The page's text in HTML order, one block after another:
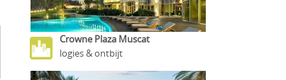
Crowne Plaza Muscat
logies & ontbijt